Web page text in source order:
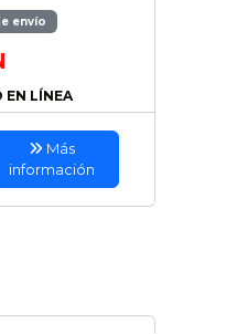
envío
EN LÍNEA
Más
información